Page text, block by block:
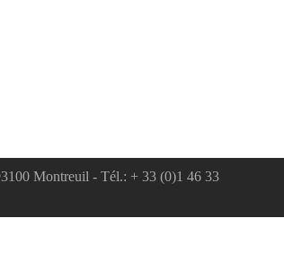
Montreuil - Tél.: + 33 (0)1 46 33